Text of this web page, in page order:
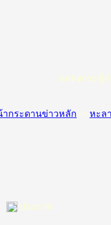
แสดงกระทู้
กระดานข่าวหลัก -> หะล
ประกาศ